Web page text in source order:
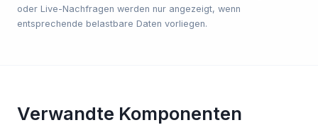
oder Live-Nachfragen werden nur angezeigt, wenn
entsprechende belastbare Daten vorliegen.
Verwandte Komponenten